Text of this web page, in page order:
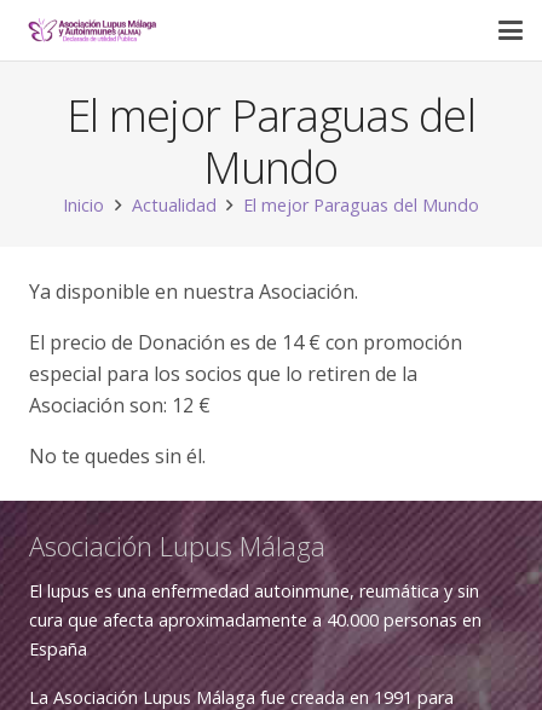
El mejor Paraguas del
Mundo
Inicio Actualidad El mejor Paraguas del Mundo
Ya disponible en nuestra Asociación.
El precio de Donación es de 14 € con promoción
especial para los socios que lo retiren de la
Asociación son: 12 €
No te quedes sin él.
Asociación Lupus Málaga
El lupus es una enfermedad autoinmune, reumática y sin
cura que afecta aproximadamente a 40.000 personas en
España
La Asociación Lupus Málaga fue creada en 1991 para